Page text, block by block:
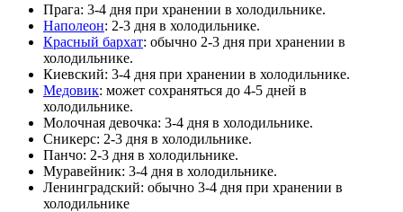
Прага: 3-4 дня при хранении в холодильнике.
Наполеон: 2-3 дня в холодильнике.
Красный бархат: обычно 2-3 дня при хранении в
холодильнике.
Киевский: 3-4 дня при хранении в холодильнике.
Медовик: может сохраняться до 4-5 дней в
холодильнике.
Молочная девочка: 3-4 дня в холодильнике.
Сникерс: 2-3 дня в холодильнике.
Панчо: 2-3 дня в холодильнике.
Муравейник: 3-4 дня в холодильнике.
Ленинградский: обычно 3-4 дня при хранении в
холодильнике